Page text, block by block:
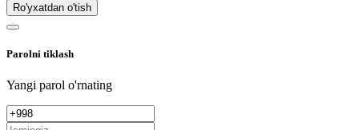
Ro'yxatdan o'tish
Parolni tiklash
Yangi parol o'rnating